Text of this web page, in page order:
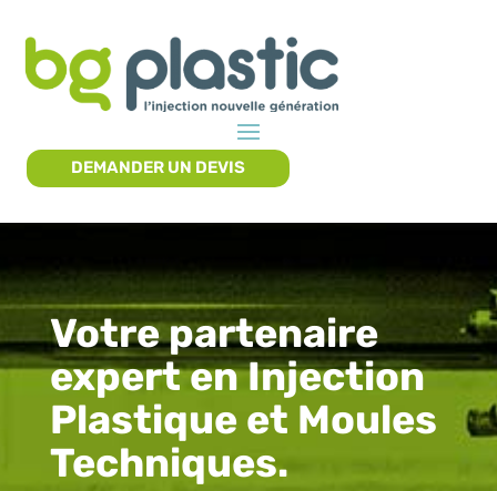
DEMANDER UN DEVIS
Votre partenaire
expert en Injection
Plastique et Moules
Techniques.